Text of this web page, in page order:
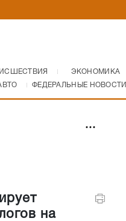
ЭКОНОМИКА
ФЕДЕРАЛЬНЫЕ НОВОСТИ
на